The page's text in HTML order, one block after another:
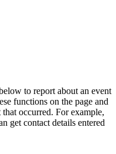
to report about an event
functions on the page and
occurred. For example,
get contact details entered